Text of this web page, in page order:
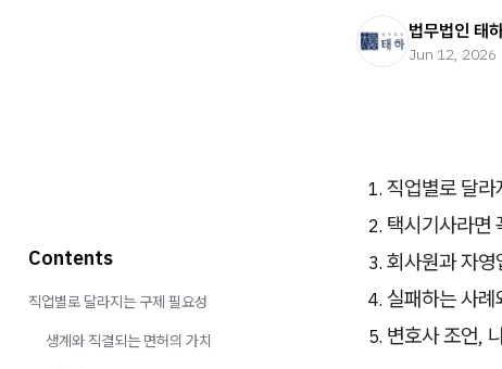
법무법인 태
Jun 12, 2026
직업별로 달라
택시기사라면
회사원과 자
실패하는 사례
변호사 조언,
Contents
직업별로 달라지는 구제 필요성
생계와 직결되는 면허의 가치